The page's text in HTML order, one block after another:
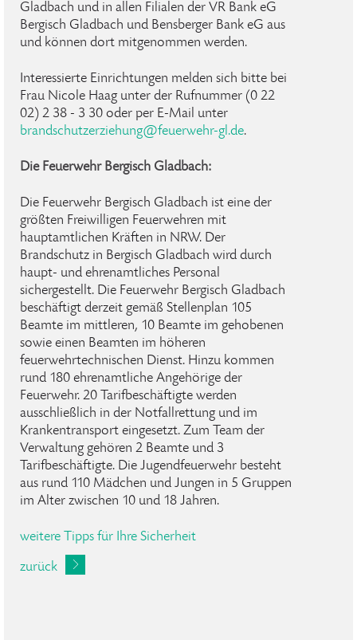
Gladbach und in allen Filialen der VR Bank eG
Bergisch Gladbach und Bensberger Bank eG aus
und können dort mitgenommen werden.
Interessierte Einrichtungen melden sich bitte bei
Frau Nicole Haag unter der Rufnummer (0 22
02) 2 38 - 3 30 oder per E-Mail unter
brandschutzerziehung@feuerwehr-gl.de.
Die Feuerwehr Bergisch Gladbach:
Die Feuerwehr Bergisch Gladbach ist eine der
größten Freiwilligen Feuerwehren mit
hauptamtlichen Kräften in NRW. Der
Brandschutz in Bergisch Gladbach wird durch
haupt- und ehrenamtliches Personal
sichergestellt. Die Feuerwehr Bergisch Gladbach
beschäftigt derzeit gemäß Stellenplan 105
Beamte im mittleren, 10 Beamte im gehobenen
sowie einen Beamten im höheren
feuerwehrtechnischen Dienst. Hinzu kommen
rund 180 ehrenamtliche Angehörige der
Feuerwehr. 20 Tarifbeschäftigte werden
ausschließlich in der Notfallrettung und im
Krankentransport eingesetzt. Zum Team der
Verwaltung gehören 2 Beamte und 3
Tarifbeschäftigte. Die Jugendfeuerwehr besteht
aus rund 110 Mädchen und Jungen in 5 Gruppen
im Alter zwischen 10 und 18 Jahren.
weitere Tipps für Ihre Sicherheit
zurück